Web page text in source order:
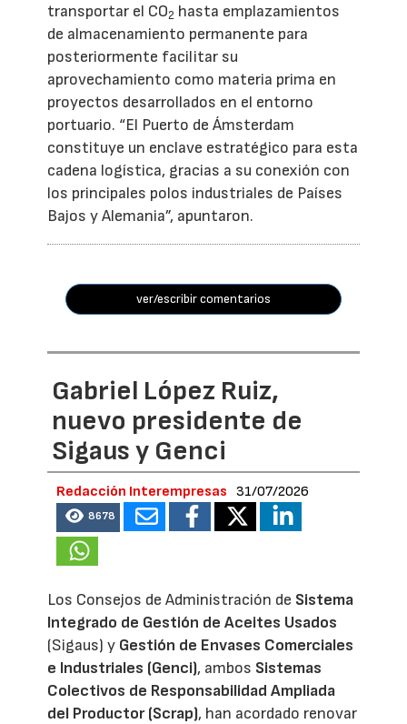
transportar el CO2 hasta emplazamientos
de almacenamiento permanente para
posteriormente facilitar su
aprovechamiento como materia prima en
proyectos desarrollados en el entorno
portuario. “El Puerto de Ámsterdam
constituye un enclave estratégico para esta
cadena logística, gracias a su conexión con
los principales polos industriales de Países
Bajos y Alemania”, apuntaron.
ver/escribir comentarios
Gabriel López Ruiz,
nuevo presidente de
Sigaus y Genci
Redacción Interempresas 31/07/2026
8678
Los Consejos de Administración de Sistema
Integrado de Gestión de Aceites Usados
(Sigaus) y Gestión de Envases Comerciales
e Industriales (Genci), ambos Sistemas
Colectivos de Responsabilidad Ampliada
del Productor (Scrap), han acordado renovar